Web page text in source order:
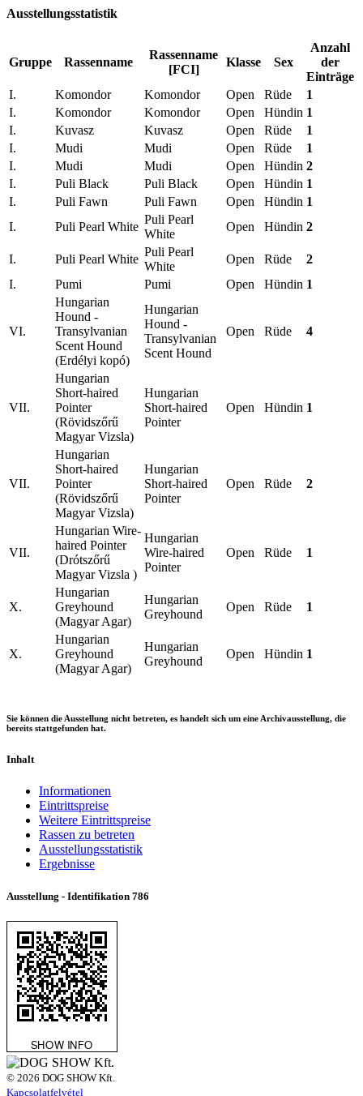
Ausstellungsstatistik
Gruppe Rassenname
Rassenname
[FCI]
Klasse Sex
Anzahl
der
Einträge
I.
Komondor Komondor Open Rüde
1
I.
Komondor Komondor Open Hündin 1
I.
Kuvasz Kuvasz Open Rüde
1
I.
Mudi Mudi Open Rüde
1
I.
Mudi Mudi Open Hündin 2
I.
Puli Black Puli Black Open Hündin 1
I.
Puli Fawn Puli Fawn Open Hündin 1
I.
Puli Pearl White
Puli Pearl
White
Open Hündin 2
I. Puli Pearl White
Puli Pearl
White
Open Rüde
2
I.
Pumi Pumi Open Hündin 1
VI.
Hungarian
Hound -
Transylvanian
Scent Hound
(Erdélyi kopó)
Hungarian
Hound -
Transylvanian
Scent Hound
Open Rüde 4
VII.
Hungarian
Short-haired
Pointer
(Rövidszőrű
Magyar Vizsla)
Hungarian
Short-haired
Pointer
Open Hündin 1
VII.
Hungarian
Short-haired
Pointer
(Rövidszőrű
Magyar Vizsla)
Hungarian
Short-haired
Pointer
Open Rüde 2
VII.
Hungarian Wire-
haired Pointer
(Drótszőrű
Magyar Vizsla )
Hungarian
Wire-haired
Pointer
Open Rüde 1
X.
Hungarian
Greyhound
(Magyar Agar)
Hungarian
Greyhound
Open Rüde 1
X.
Hungarian
Greyhound
(Magyar Agar)
Hungarian
Greyhound
Open Hündin 1
Sie können die Ausstellung nicht betreten, es handelt sich um eine Archivausstellung, die
bereits stattgefunden hat.
Inhalt
Informationen
Eintrittspreise
Weitere Eintrittspreise
Rassen zu betreten
Ausstellungsstatistik
Ergebnisse
Ausstellung - Identifikation 786
© 2026 DOG SHOW Kft.
Kapcsolatfelvétel